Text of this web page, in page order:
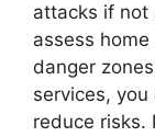
attacks if not
assess
danger
services,
reduce risks.